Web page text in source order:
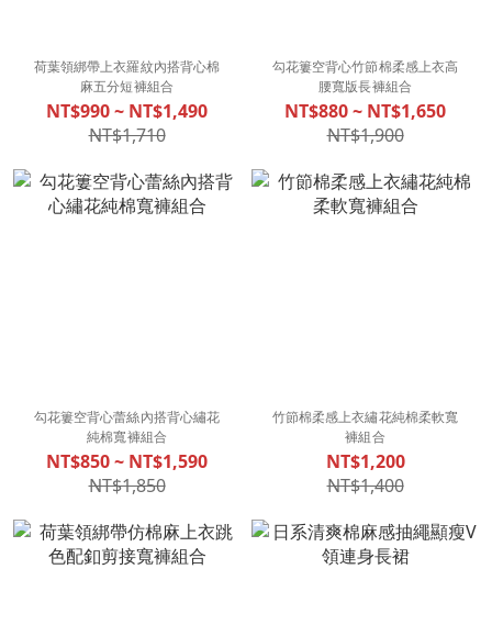
荷葉領綁帶上衣羅紋內搭背心棉
麻五分短褲組合
NT$990 ~ NT$1,490
NT$1,710
勾花簍空背心竹節棉柔感上衣高
腰寬版長褲組合
NT$880 ~ NT$1,650
NT$1,900
勾花簍空背心蕾絲內搭背心繡花
純棉寬褲組合
NT$850 ~ NT$1,590
NT$1,850
竹節棉柔感上衣繡花純棉柔軟寬
褲組合
NT$1,200
NT$1,400